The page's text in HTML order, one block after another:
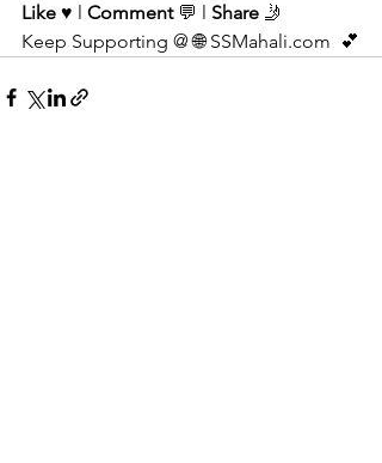
Like ♥️ l Comment 💬 l Share 🤳
Keep Supporting @ 🌐 SSMahali.com  💕